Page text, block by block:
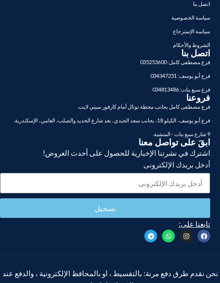
اتصل بنا
سياسة الخصوصية
سياسة الإسترجاع
الشروط والأحكام
اتصل بنا
فرع مصطفى كامل: 035253600
فرع أبو يوسف: 034347251
فرع سبع بنات: 034813486
فروعنا
فرع مصطفى كامل بجانب محطة توتال أمام كارفور سيتي لايت.
فرع أبو يوسف، الكيلو 18، بجانب سعد الجندي، بعد شارع الحديد والصلب، العامي، الإسكندرية.
9 شارع سبع بنات - المنشية.
ابقَ على تواصل معنا
اشترك في نشرتنا الإخبارية للحصول على أحدث العروض!
أدخل بريدك الإلكترونى
تسجيل
تابعنا على:
نحن نقدم طرق دفع مرنة: بالتقسيط ، او بالمحافظ الإلكترونية ، والدفع عند